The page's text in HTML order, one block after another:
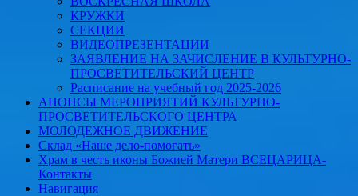
КРУЖКИ
СЕКЦИИ
ВИДЕОПРЕЗЕНТАЦИИ
ЗАЯВЛЕНИЕ НА ЗАЧИСЛЕНИЕ В КУЛЬТУРНО-
ПРОСВЕТИТЕЛЬСКИЙ ЦЕНТР
Расписание на учебный год 2025-2026
АНОНСЫ МЕРОПРИЯТИЙ КУЛЬТУРНО-
ПРОСВЕТИТЕЛЬСКОГО ЦЕНТРА
МОЛОДЕЖНОЕ ДВИЖЕНИЕ
Склад «Наше дело-помогать»
Храм в честь иконы Божией Матери ВСЕЦАРИЦА-
Контакты
Навигация